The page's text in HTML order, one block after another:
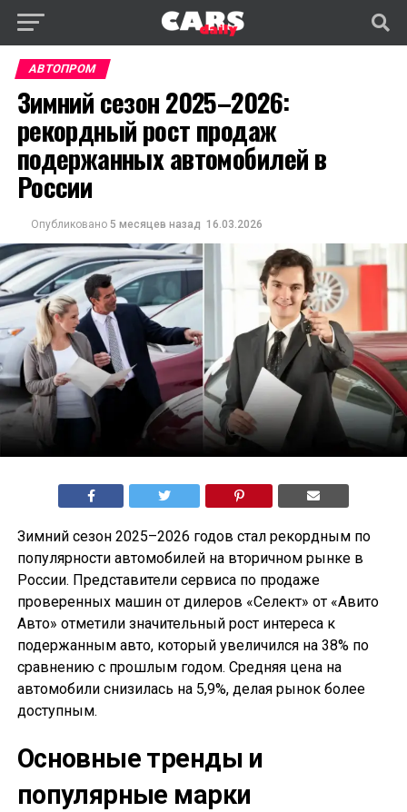
АВТОПРОМ
Зимний сезон 2025–2026:
рекордный рост продаж
подержанных автомобилей в
России
Опубликовано 5 месяцев назад 16.03.2026
Зимний сезон 2025–2026 годов стал рекордным по
популярности автомобилей на вторичном рынке в
России. Представители сервиса по продаже
проверенных машин от дилеров «Селект» от «Авито
Авто» отметили значительный рост интереса к
подержанным авто, который увеличился на 38% по
сравнению с прошлым годом. Средняя цена на
автомобили снизилась на 5,9%, делая рынок более
доступным.
Основные тренды и
популярные марки